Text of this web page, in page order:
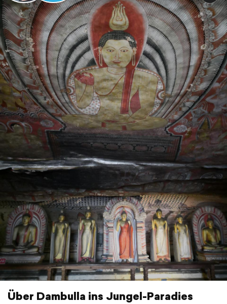
Über Dambulla ins Jungel-Paradies